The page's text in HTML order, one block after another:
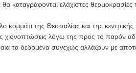
καταγράφονται ελάχιστες
κομμάτι της Θεσσαλίας και της κεντρικής
χιονοπτώσεις λόγω της προς το παρόν
τα δεδομένα συνεχώς αλλάζουν με